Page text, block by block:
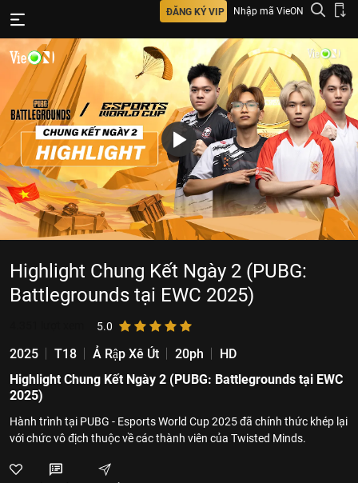
ĐĂNG KÝ VIP Nhập mã VieON
Highlight Chung Kết Ngày 2 (PUBG:
Battlegrounds tại EWC 2025)
5.0
2025 T18 Ả Rập Xê Út 20ph
HD
Highlight Chung Kết Ngày 2 (PUBG: Battlegrounds tại EWC
2025)
Hành trình tại PUBG - Esports World Cup 2025 đã chính thức khép lại
với chức vô địch thuộc về các thành viên của Twisted Minds.